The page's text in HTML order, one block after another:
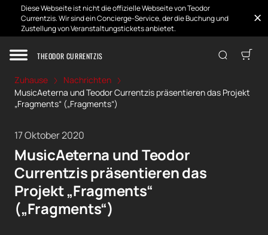
Diese Webseite ist nicht die offizielle Webseite von Teodor
Currentzis. Wir sind ein Concierge-Service, der die Buchung und
Zustellung von Veranstaltungstickets anbietet.
THEODOR CURRENTZIS
Zuhause
Nachrichten
MusicAeterna und Teodor Currentzis präsentieren das Projekt
„Fragments“ („Fragments“)
17 Oktober 2020
MusicAeterna und Teodor
Currentzis präsentieren das
Projekt „Fragments“
(„Fragments“)